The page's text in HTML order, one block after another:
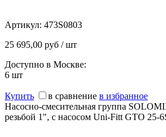
Артикул: 473S0803
25 695,00 руб / шт
Доступно в Москве:
6 шт
Купить в сравнение в избранное
Насосно-смесительная группа
резьбой 1", с насосом Uni-Fitt GTO 25-